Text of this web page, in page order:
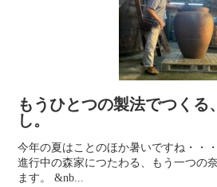
もうひとつの製法でつくる
し。
今年の夏はことのほか暑いですね・・
進行中の森家につたわる、もう一つの
ます。 &nb...